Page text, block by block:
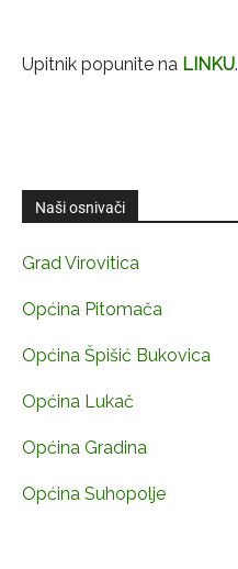
Upitnik popunite na LINKU.
Naši osnivači
Grad Virovitica
Općina Pitomača
Općina Špišić Bukovica
Općina Lukač
Općina Gradina
Općina Suhopolje